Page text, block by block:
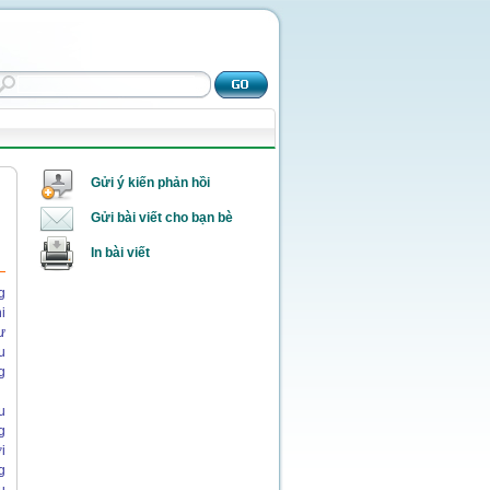
Gửi ý kiến phản hồi
Gửi bài viết cho bạn bè
In bài viết